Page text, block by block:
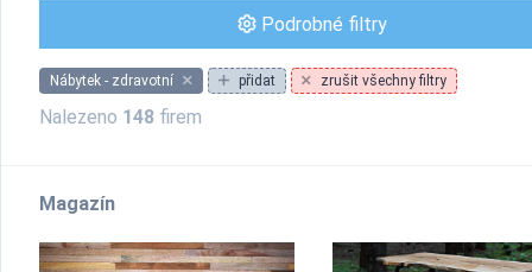
Podrobné filtry
Nábytek - zdravotní přidat zrušit všechny filtry
Nalezeno 148 firem
Magazín